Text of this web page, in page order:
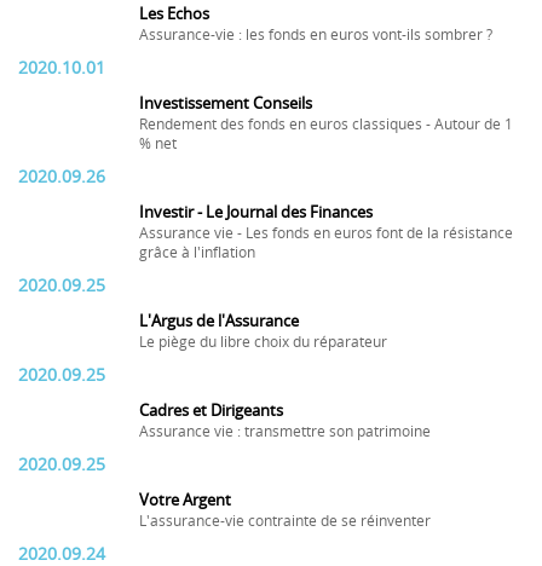
Les Echos
Assurance-vie : les fonds en euros vont-ils sombrer ?
2020.10.01
Investissement Conseils
Rendement des fonds en euros classiques - Autour de 1
% net
2020.09.26
Investir - Le Journal des Finances
Assurance vie - Les fonds en euros font de la résistance
grâce à l'inflation
2020.09.25
L'Argus de l'Assurance
Le piège du libre choix du réparateur
2020.09.25
Cadres et Dirigeants
Assurance vie : transmettre son patrimoine
2020.09.25
Votre Argent
L'assurance-vie contrainte de se réinventer
2020.09.24